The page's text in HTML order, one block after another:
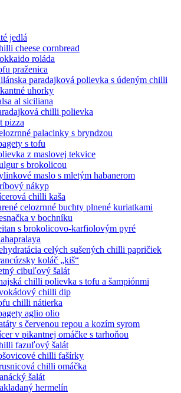
jedlá
cheese cornbread
roláda
praženica
paradajková polievka s údeným chilli
uhorky
al siciliana
chilli polievka
pizza
palacinky s bryndzou
s tofu
z maslovej tekvice
s brokolicou
maslo s mletým habanerom
nákyp
chilli kaša
celozrnné buchty plnené kuriatkami
v bochníku
s brokolicovo-karfiolovým pyré
celých sušených chilli papričiek
koláč „kiš“
cibuľový šalát
chilli polievka s tofu a šampiónmi
chilli dip
chilli nátierka
aglio olio
s červenou repou a kozím syrom
v pikantnej omáčke s tarhoňou
fazuľový šalát
chilli fašírky
chilli omáčka
šalát
hermelín